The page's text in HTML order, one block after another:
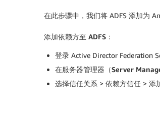
在此步骤中，我们将 ADFS 添加为
添加依赖方至 ADFS ：
登录 Active Director Federation
在服务器管理器（Server
选择信任关系 > 依赖方信任 > 添